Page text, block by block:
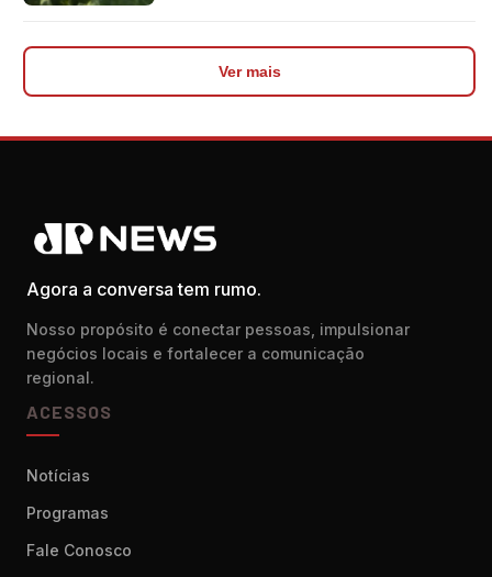
Ver mais
Agora a conversa tem rumo.
Nosso propósito é conectar pessoas, impulsionar
negócios locais e fortalecer a comunicação
regional.
ACESSOS
Notícias
Programas
Fale Conosco